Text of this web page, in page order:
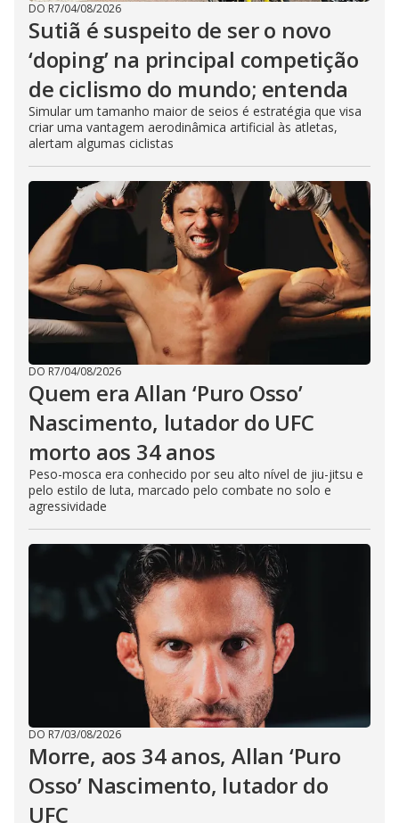
DO R7/04/08/2026
Sutiã é suspeito de ser o novo
‘doping’ na principal competição
de ciclismo do mundo; entenda
Simular um tamanho maior de seios é estratégia que visa
criar uma vantagem aerodinâmica artificial às atletas,
alertam algumas ciclistas
DO R7/04/08/2026
Quem era Allan ‘Puro Osso’
Nascimento, lutador do UFC
morto aos 34 anos
Peso-mosca era conhecido por seu alto nível de jiu-jitsu e
pelo estilo de luta, marcado pelo combate no solo e
agressividade
DO R7/03/08/2026
Morre, aos 34 anos, Allan ‘Puro
Osso’ Nascimento, lutador do
UFC